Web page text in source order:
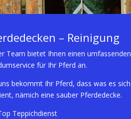
– Reinigung
Team bietet Ihnen einen umfassenden
für Ihr Pferd an.
bekommt Ihr Pferd, dass was es sich
nämich eine sauber Pferdedecke.
Teppichdienst